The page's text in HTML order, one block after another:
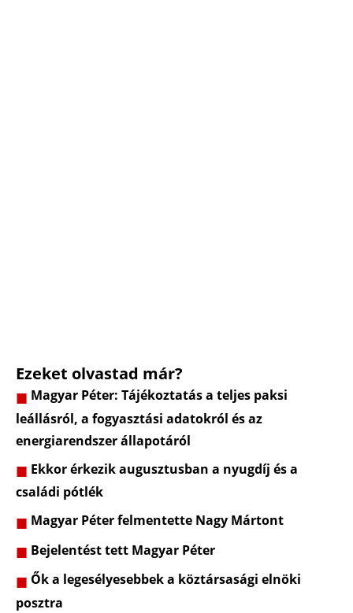
Ezeket olvastad már?
Magyar Péter: Tájékoztatás a teljes paksi
leállásról, a fogyasztási adatokról és az
energiarendszer állapotáról
Ekkor érkezik augusztusban a nyugdíj és a
családi pótlék
Magyar Péter felmentette Nagy Mártont
Bejelentést tett Magyar Péter
Ők a legesélyesebbek a köztársasági elnöki
posztra